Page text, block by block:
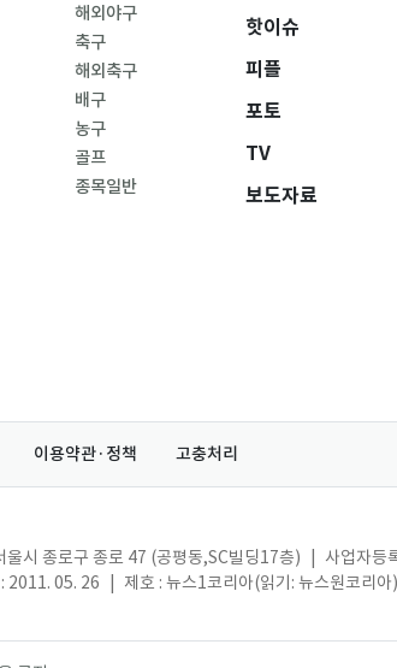
해외야구
축구
해외축구
배구
농구
골프
종목일반
핫이슈
피플
포토
TV
보도자료
이용약관·정책 고충처리
울시 종로구 종로 47 (공평동,SC빌딩17층) 사업자등
2011. 05. 26 제호 : 뉴스1코리아(읽기: 뉴스원코리아)